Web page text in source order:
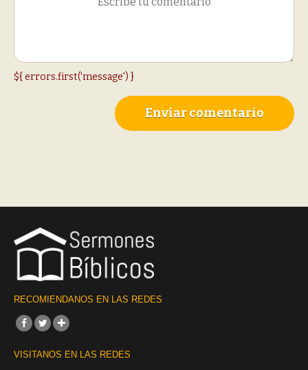
${ errors.first('message') }
Enviar comentario
RECOMIENDANOS EN LAS REDES
VISITANOS EN LAS REDES